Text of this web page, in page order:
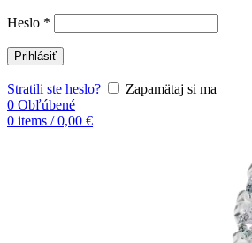
Heslo *
Prihlásiť
Stratili ste heslo?
Zapamätaj si ma
0 Obľúbené
0 items / 0,00 €